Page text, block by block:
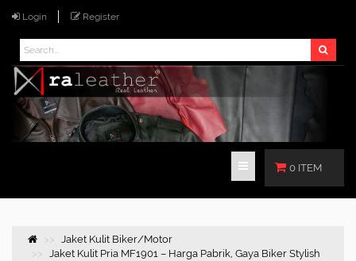
Login Register
0 ITEM
Jaket Kulit Biker/Motor
Jaket Kulit Pria MF1901 – Harga Pabrik, Gaya Biker Stylish